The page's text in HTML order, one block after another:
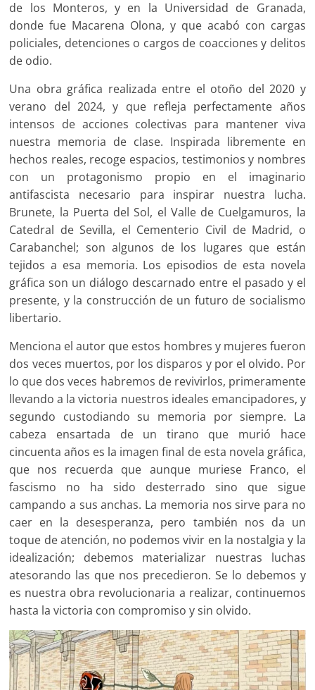
de los Monteros, y en la Universidad de Granada,
donde fue Macarena Olona, y que acabó con cargas
policiales, detenciones o cargos de coacciones y delitos
de odio.
Una obra gráfica realizada entre el otoño del 2020 y
verano del 2024, y que refleja perfectamente años
intensos de acciones colectivas para mantener viva
nuestra memoria de clase. Inspirada libremente en
hechos reales, recoge espacios, testimonios y nombres
con un protagonismo propio en el imaginario
antifascista necesario para inspirar nuestra lucha.
Brunete, la Puerta del Sol, el Valle de Cuelgamuros, la
Catedral de Sevilla, el Cementerio Civil de Madrid, o
Carabanchel; son algunos de los lugares que están
tejidos a esa memoria. Los episodios de esta novela
gráfica son un diálogo descarnado entre el pasado y el
presente, y la construcción de un futuro de socialismo
libertario.
Menciona el autor que estos hombres y mujeres fueron
dos veces muertos, por los disparos y por el olvido. Por
lo que dos veces habremos de revivirlos, primeramente
llevando a la victoria nuestros ideales emancipadores, y
segundo custodiando su memoria por siempre. La
cabeza ensartada de un tirano que murió hace
cincuenta años es la imagen final de esta novela gráfica,
que nos recuerda que aunque muriese Franco, el
fascismo no ha sido desterrado sino que sigue
campando a sus anchas. La memoria nos sirve para no
caer en la desesperanza, pero también nos da un
toque de atención, no podemos vivir en la nostalgia y la
idealización; debemos materializar nuestras luchas
atesorando las que nos precedieron. Se lo debemos y
es nuestra obra revolucionaria a realizar, continuemos
hasta la victoria con compromiso y sin olvido.